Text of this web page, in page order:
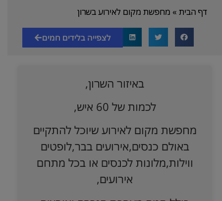
דף הבית » מחפשת מקום לאירוע בשרון
לצפייה בלידים חמים
באיזור השרון,
לכמות של 60 איש,
מחפשת מקום לאירוע שיוכל להתקיים
באולם כנסים,אירועים בבר,לופטים
ווילות,מלונות לכנסים או בכל מתחם
אירועים,